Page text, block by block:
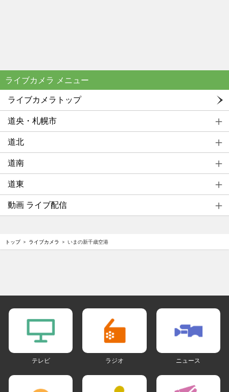
ライブカメラ メニュー
ライブカメラトップ
道央・札幌市
道北
道南
道東
動画 ライブ配信
トップ ライブカメラ いまの新千歳空港
テレビ ラジオ ニュース